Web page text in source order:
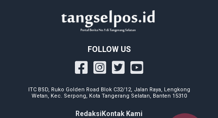
FOLLOW US
ITC BSD, Ruko Golden Road Blok C32/12, Jalan Raya, Lengkong
Wetan, Kec. Serpong, Kota Tangerang Selatan, Banten 15310
Redaksi Kontak Kami